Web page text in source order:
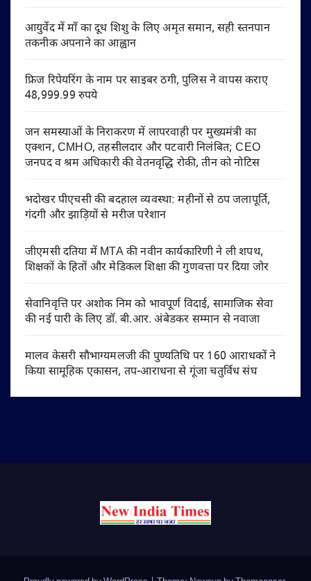
आयुर्वेद में माँ का दूध शिशु के लिए अमृत समान, सही स्तनपान
तकनीक अपनाने का आह्वान
फ्रिज रिपेयरिंग के नाम पर साइबर ठगी, पुलिस ने वापस कराए
48,999.99 रुपये
जन समस्याओं के निराकरण में लापरवाही पर मुख्यमंत्री का
एक्शन, CMHO, तहसीलदार और पटवारी निलंबित; CEO
जनपद व श्रम अधिकारी की वेतनवृद्धि रोकी, तीन को नोटिस
भदोखर पीएचसी की बदहाल व्यवस्था: महीनों से ठप जलापूर्ति,
गंदगी और झाड़ियों से मरीज परेशान
जीएमसी दतिया में MTA की नवीन कार्यकारिणी ने ली शपथ,
शिक्षकों के हितों और मेडिकल शिक्षा की गुणवत्ता पर दिया जोर
सेवानिवृत्ति पर अशोक निम को भावपूर्ण विदाई, सामाजिक सेवा
की नई पारी के लिए डॉ. बी.आर. अंबेडकर सम्मान से नवाजा
मालव केसरी सौभाग्यमलजी की पुण्यतिथि पर 160 आराधकों ने
किया सामूहिक एकासन, तप-आराधना से गूंजा चतुर्विध संघ